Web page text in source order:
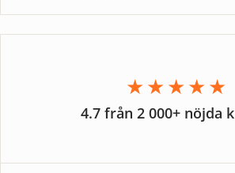
★★★★★
4.7 från 2 000+ nöjda